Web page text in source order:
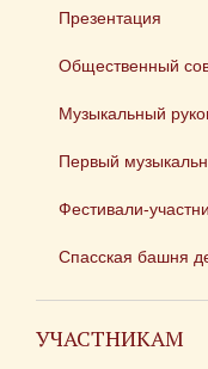
Презентация
Общественный
Музыкальный
Первый
Фестивали-
Спасская башня
УЧАСТНИКАМ